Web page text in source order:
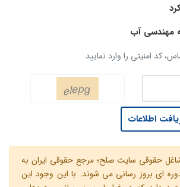
مهندسی آب
کد امنیتی را وارد نمایید
اطلاعات
حقوقی سایت صلح؛ مرجع حقوقی ایران به
ای بروز رسانی می شوند. با این وجود این